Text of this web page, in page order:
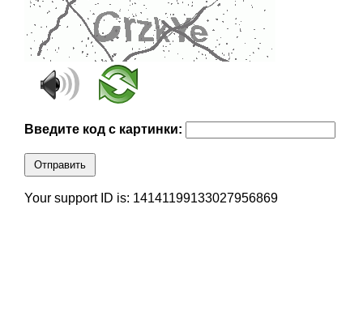
Введите код с картинки:
Отправить
Your support ID is: 14141199133027956869